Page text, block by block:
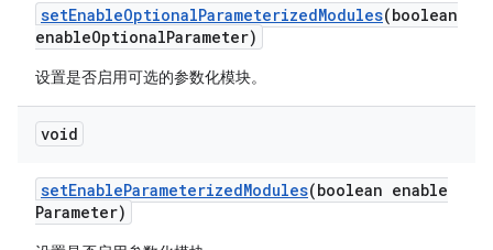
setEnableOptionalParameterizedModules(boolean
enableOptionalParameter)
设置是否启用可选的参数化模块。
void
setEnableParameterizedModules(boolean enable
Parameter)